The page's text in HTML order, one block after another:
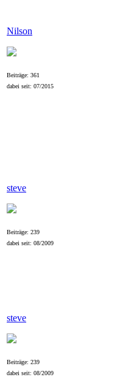
Nilson
Beiträge: 361
dabei seit: 07/2015
steve
Beiträge: 239
dabei seit: 08/2009
steve
Beiträge: 239
dabei seit: 08/2009